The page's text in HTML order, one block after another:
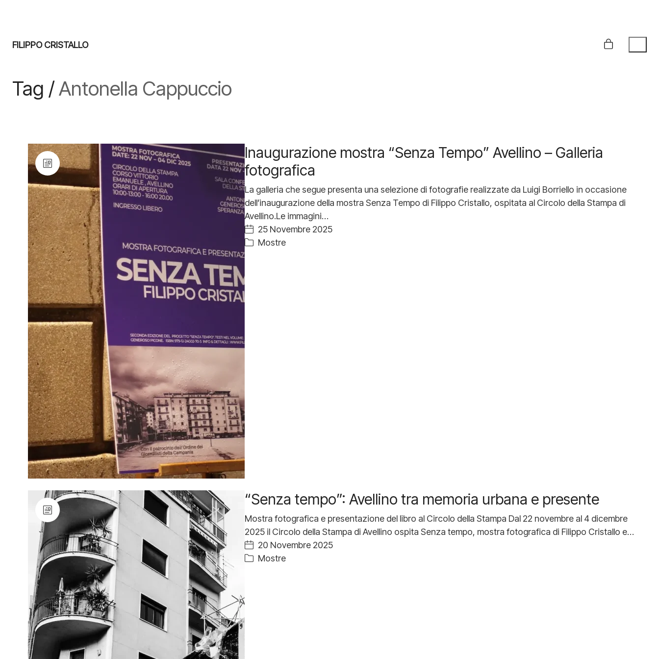
FILIPPO CRISTALLO
Tag /Antonella Cappuccio
Inaugurazione mostra “Senza Tempo” Avellino – Galleria
fotografica
La galleria che segue presenta una selezione di fotografie realizzate da Luigi Borriello in occasione
dell’inaugurazione della mostra Senza Tempo di Filippo Cristallo, ospitata al Circolo della Stampa di
Avellino.Le immagini…
25 Novembre 2025
Mostre
“Senza tempo”: Avellino tra memoria urbana e presente
Mostra fotografica e presentazione del libro al Circolo della Stampa Dal 22 novembre al 4 dicembre
2025 il Circolo della Stampa di Avellino ospita Senza tempo, mostra fotografica di Filippo Cristallo e…
20 Novembre 2025
Mostre